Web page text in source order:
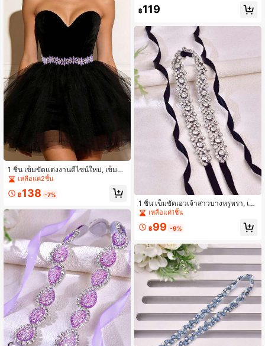
1 ชิ้น เข็มขัดแต่งงานดีไซน์ใหม่, เข็มขั
ดเจ้าสาวคริสตัลสีม่วงอ่อน, อุปกรณ์เสริ
มชุดราตรีสตรีที่หวานและสง่างาม
เหลือแค่2ชิ้น
฿138 -7%
วันหยุด, ของตกแต่งงานปาร์ตี้, ชุดเพื่อ
฿119
1 ชิ้น เข็มขัดเอวเจ้าสาวบางหรูหรา, เข็
มขัดเอวเจ้าสาวหรูหราทำด้วยมือ, อุปก
ร์ตี้และงานเย็น
เหลือแค่1ชิ้น
฿99 -9%